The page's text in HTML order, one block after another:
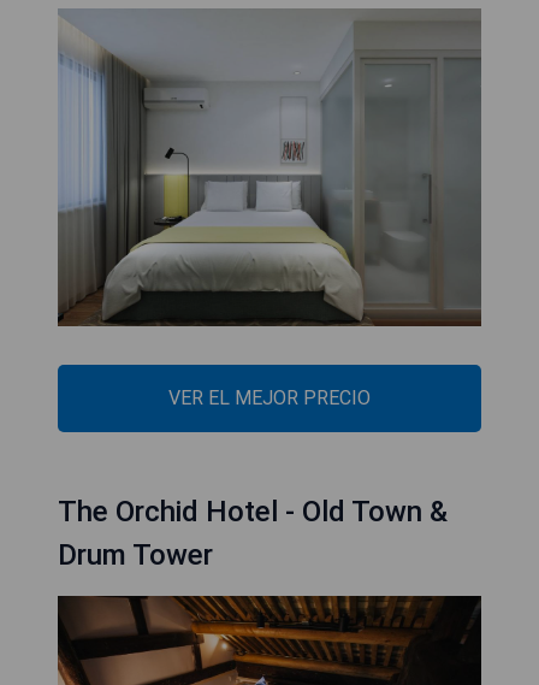
VER EL MEJOR PRECIO
The Orchid Hotel - Old Town &
Drum Tower